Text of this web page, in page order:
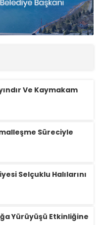
Ve Kaymakam
Süreciyle
Selçuklu Halılarını
Yürüyüşü Etkinliğine